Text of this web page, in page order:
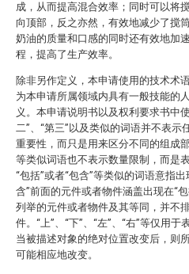
成，从而提高混合效率；同时可以将
向顶部，反之亦然，有效地减少了搅
奶油的质量和口感的同时还有效地加
程，提高了生产效率。
除非另作定义，本申请使用的技术术
为本申请所属领域内具有一般技能的
义。本申请说明书以及权利要求书中
二”、“第三”以及类似的词语并不表示
重要性，而只是用来区分不同的组成
等类似词语也不表示数量限制，而是
“包括”或者“包含”等类似的词语意指出
含”前面的元件或者物件涵盖出现在“
列举的元件或者物件及其等同，并不
件。“上”、“下”、“左”、“右”等仅用于
当被描述对象的绝对位置改变后，则
可能相应地改变。